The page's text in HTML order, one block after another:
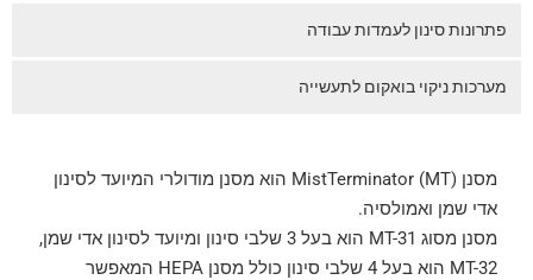
פתרונות סינון לעמדות עבודה
מערכות ניקוי בואקום לתעשייה
מסנן MistTerminator (MT) הוא מסנן מודולרי המיועד לסינון
אדי שמן ואמולסיה.
מסנן מסוג MT-31 הוא בעל 3 שלבי סינון ומיועד לסינון אדי שמן,
MT-32 הוא בעל 4 שלבי סינון כולל מסנן HEPA המאפשר